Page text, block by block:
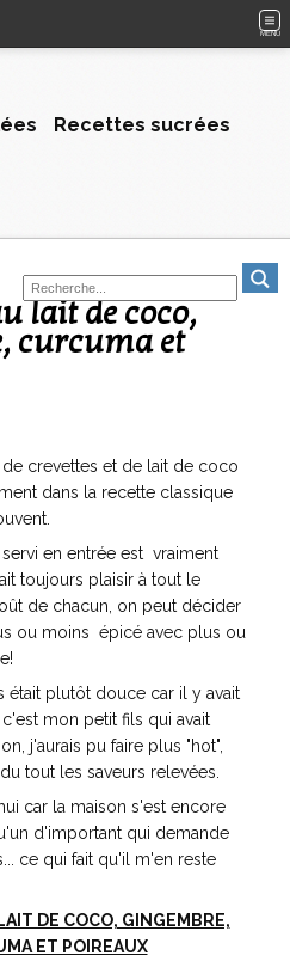
MENU
Recettes sucrées
curcuma et
crevettes et de lait de coco
dans la recette classique
en entrée est vraiment
toujours plaisir à tout le
de chacun, on peut décider
ou moins épicé avec plus ou
était plutôt douce car il y avait
mon petit fils qui avait
j'aurais pu faire plus "hot",
tout les saveurs relevées.
car la maison s'est encore
d'important qui demande
ce qui fait qu'il m'en reste
DE COCO, GINGEMBRE,
ET POIREAUX